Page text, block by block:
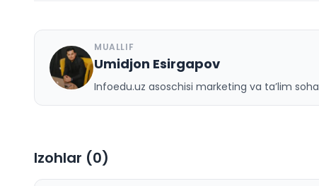
U
MUALLIF
Umidjon Esirgapov
Infoedu.uz asoschisi marketing va ta’lim
Izohlar (0)